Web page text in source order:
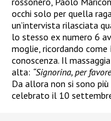
occhi solo per quella
un’intervista rilasciata
lo stesso ex numero 6
moglie, ricordando
conoscenza. Il
alta: “Signorina, per
Da allora non si sono
celebrato il 10